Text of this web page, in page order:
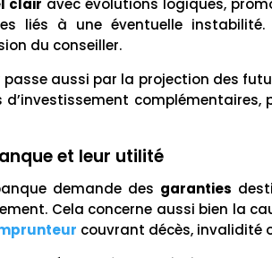
clair avec évolutions logiques,
liés à une éventuelle
du conseiller.
passe aussi par la projection des
complémentaires,
et leur utilité
demande des garanties
Cela concerne aussi bien la
couvrant décès, invalidité